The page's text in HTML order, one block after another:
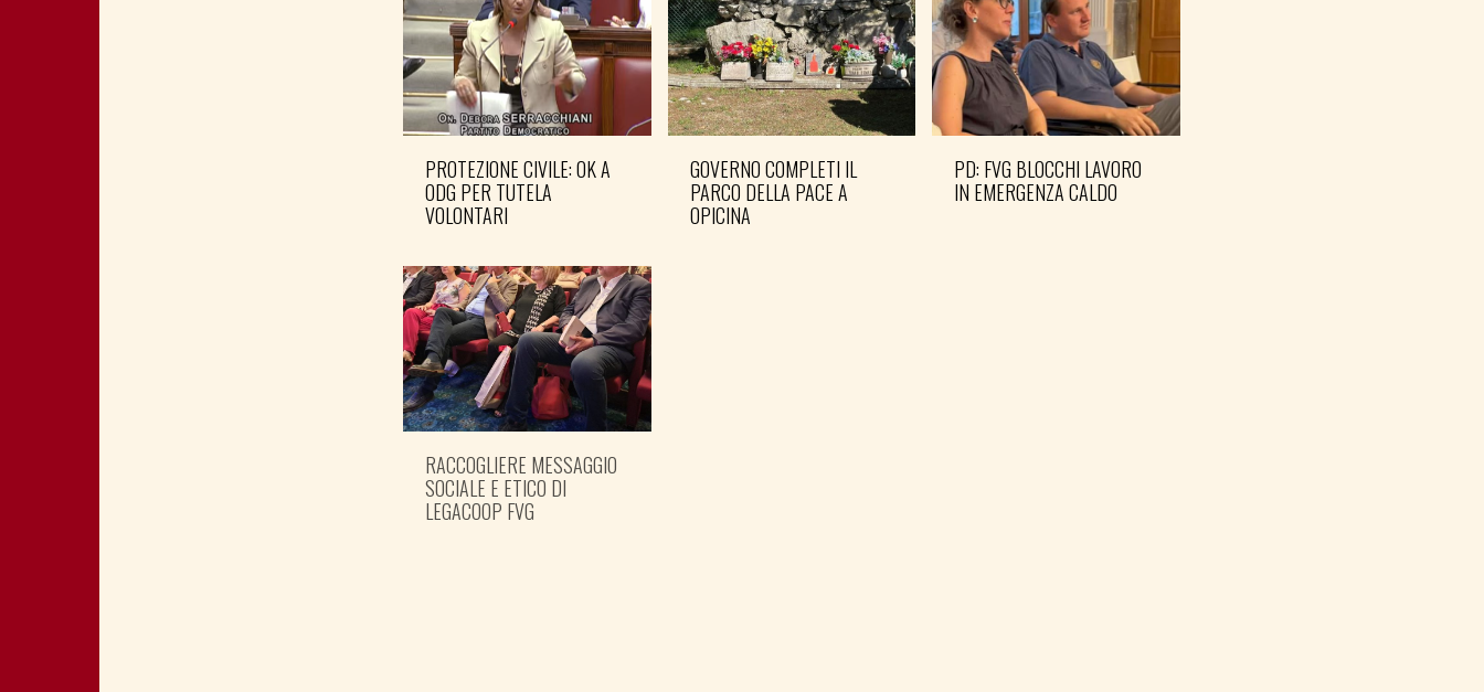
PROTEZIONE CIVILE: OK A
ODG PER TUTELA
VOLONTARI
GOVERNO COMPLETI IL
PARCO DELLA PACE A
OPICINA
PD: FVG BLOCCHI LAVORO
IN EMERGENZA CALDO
RACCOGLIERE MESSAGGIO
SOCIALE E ETICO DI
LEGACOOP FVG